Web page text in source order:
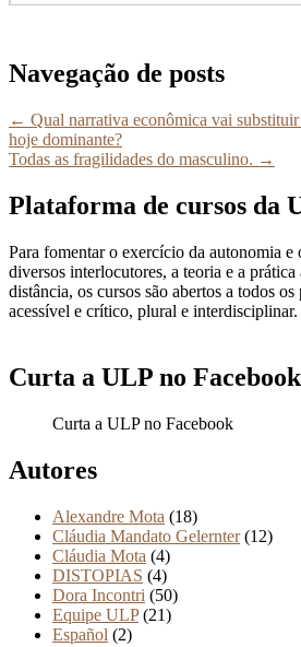
Navegação de posts
← Qual narrativa econômica vai
hoje dominante?
Todas as fragilidades do masculino. →
Plataforma de cursos da
Para fomentar o exercício da autonomia e
diversos interlocutores, a teoria e a
distância, os cursos são abertos a todos
acessível e crítico, plural e
Curta a ULP no Facebook
Curta a ULP no Facebook
Autores
Alexandre Mota (18)
Cláudia Mandato Gelernter(12)
Cláudia Mota (4)
DISTOPIAS (4)
Dora Incontri (50)
Equipe ULP(21)
Español (2)